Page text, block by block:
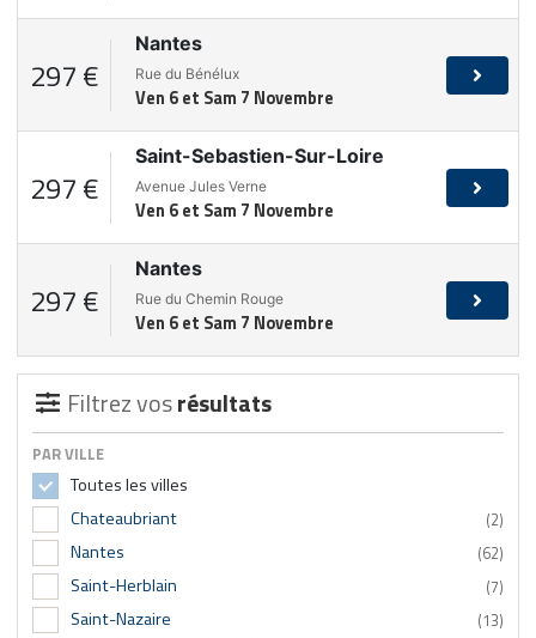
297 €
Nantes
Rue du Bénélux
Ven 6 et Sam 7 Novembre
297 €
Saint-Sebastien-Sur-Loire
Avenue Jules Verne
Ven 6 et Sam 7 Novembre
297 €
Nantes
Rue du Chemin Rouge
Ven 6 et Sam 7 Novembre
Filtrez vosrésultats
PAR VILLE
Toutes les villes
Chateaubriant
(2)
Nantes (62)
Saint-Herblain (7)
Saint-Nazaire (13)